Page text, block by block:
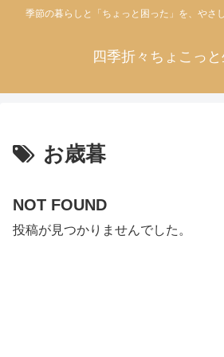
季節の暮らしと「ちょっと困った」を、やさ
四季折々ちょこっ
お歳暮
NOT FOUND
投稿が見つかりませんでした。